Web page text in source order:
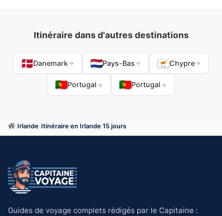
Itinéraire dans d'autres destinations
Danemark→ Pays-Bas → Chypre→
Portugal → Portugal →
› Irlande› Itinéraire en Irlande 15 jours
Guides de voyage complets rédigés par le Capitaine :